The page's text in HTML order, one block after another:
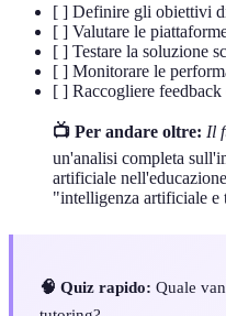
[ ] Definire gli obiettivi
[ ] Valutare le
[ ] Testare la soluzione
[ ] Monitorare le
[ ] Raccogliere
📺 Per andare oltre: Il
un'analisi completa
artificiale
"intelligenza artificiale e
🧠 Quiz rapido: Quale